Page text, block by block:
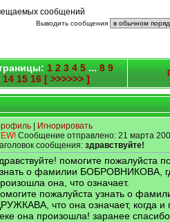
сообщений
Выводить сообщения
1 2 3 4 5 ... 8 9
14 15 16 [ >>>>>> ]
Игнорировать
Сообщение отправлено: 21 марта
сообщения: здравствуйте!
помогите пожалуйста
о фамилии БОБРОВНИКОВА,
она, что означает.
пожалуйста узнать о
что она означает, когда и
она произошла! заранее